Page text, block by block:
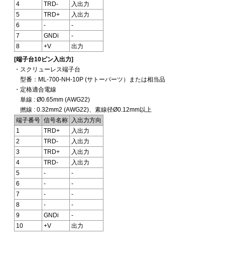
4
TRD-
入出力
5
TRD+
入出力
6
-
-
7
GNDi
-
8
+V
出力
[端子台10ピン入出力]
・スクリューレス端子台
型番：ML-700-NH-10P (サトーパーツ）または相当品
・定格適合電線
単線 : Ø0.65mm (AWG22)
撚線 : 0.32mm2 (AWG22)、素線径Ø0.12mm以上
端子番号 信号名称
入出力方向
1
TRD+
入出力
2
TRD-
入出力
3
TRD+
入出力
4
TRD-
入出力
5
-
-
6
-
-
7
-
-
8
-
-
9
GNDi
-
10
+V 出力